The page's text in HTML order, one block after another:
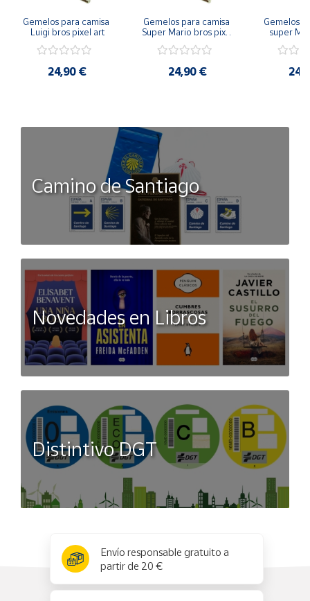
Gemelos para camisa
Luigi bros pixel art
24,90 €
Gemelos para camisa
Super Mario bros pixel
24,90 €
Gemelos
super
Camino de Santiago
Novedades en Libros
Distintivo DGT
Envío responsable gratuito a
partir de 20 €